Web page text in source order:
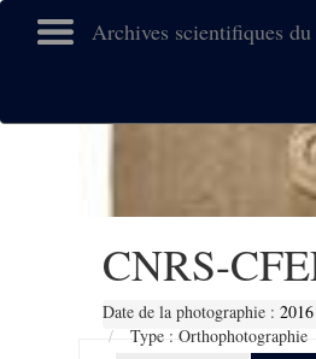
Archives scientifiques
CNRS-
Date de la photographie : 2016
Type : Orthophotographie